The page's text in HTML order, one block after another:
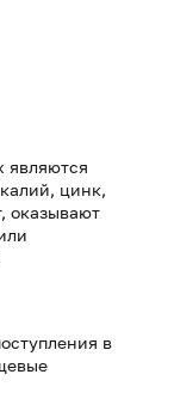
являются
цинк,
оказывают
в